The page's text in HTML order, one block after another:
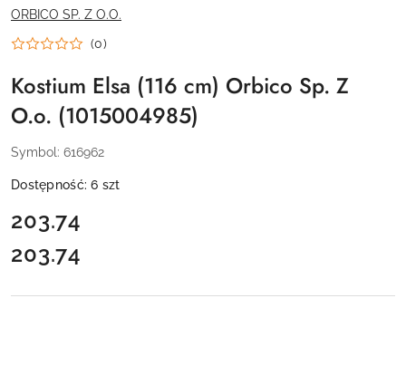
NAZWA
PRODUCENTA:
ORBICO SP. Z O.O.
(0)
Kostium Elsa (116 cm) Orbico Sp. Z
O.o. (1015004985)
Symbol: 616962
Dostępność:6 szt
cena:
203.74
Cena:
203.74